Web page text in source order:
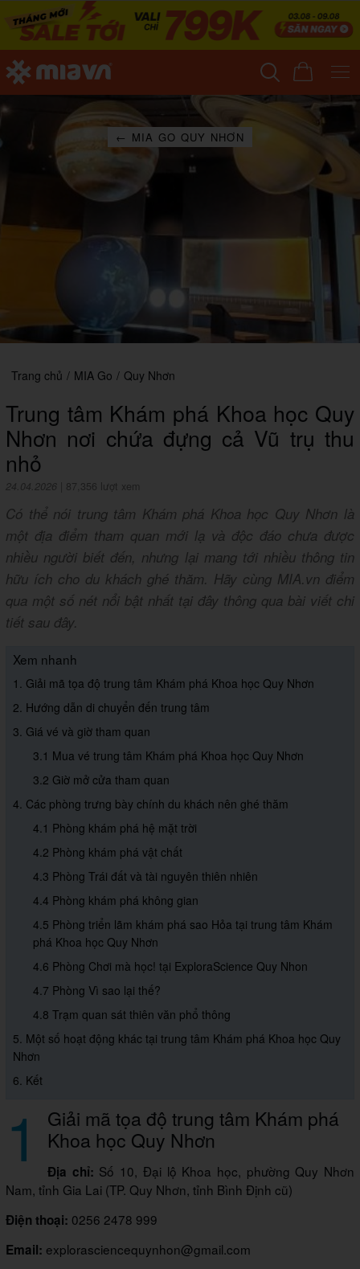
← MIA GO QUY NHƠN
Trang chủ / MIA Go / Quy Nhơn
Trung tâm Khám phá Khoa học Quy
Nhơn nơi chứa đựng cả Vũ trụ thu
nhỏ
24.04.2026 87,356 lượt xem
Có thể nói trung tâm Khám phá Khoa học Quy Nhơn là
một địa điểm tham quan mới lạ và độc đáo chưa được
nhiều người biết đến, nhưng lại mang tới nhiều thông tin
hữu ích cho du khách ghé thăm. Hãy cùng MIA.vn điểm
qua một số nét nổi bật nhất tại đây thông qua bài viết chi
tiết sau đây.
Xem nhanh
1. Giải mã tọa độ trung tâm Khám phá Khoa học Quy Nhơn
2. Hướng dẫn di chuyển đến trung tâm
3. Giá vé và giờ tham quan
3.1 Mua vé trung tâm Khám phá Khoa học Quy Nhơn
3.2 Giờ mở cửa tham quan
4. Các phòng trưng bày chính du khách nên ghé thăm
4.1 Phòng khám phá hệ mặt trời
4.2 Phòng khám phá vật chất
4.3 Phòng Trái đất và tài nguyên thiên nhiên
4.4 Phòng khám phá không gian
4.5 Phòng triển lãm khám phá sao Hỏa tại trung tâm Khám
phá Khoa học Quy Nhơn
4.6 Phòng Chơi mà học! tại ExploraScience Quy Nhon
4.7 Phòng Vì sao lại thế?
4.8 Trạm quan sát thiên văn phổ thông
5. Một số hoạt động khác tại trung tâm Khám phá Khoa học Quy
Nhơn
6. Kết
1 Giải mã tọa độ trung tâm Khám phá
Khoa học Quy Nhơn
Địa chỉ: Số 10, Đại lộ Khoa học, phường Quy Nhơn
Nam, tỉnh Gia Lai (TP. Quy Nhơn, tỉnh Bình Định cũ)
Điện thoại: 0256 2478 999
Email: explorasciencequynhon@gmail.com